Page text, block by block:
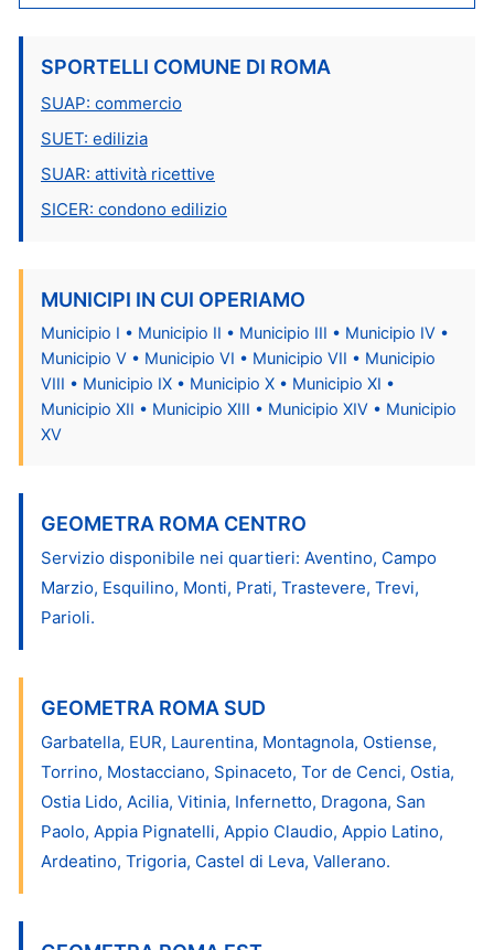
SPORTELLI COMUNE DI ROMA
SUAP: commercio
SUET: edilizia
SUAR: attività ricettive
SICER: condono edilizio
MUNICIPI IN CUI OPERIAMO
Municipio I • Municipio II • Municipio III • Municipio IV •
Municipio V • Municipio VI • Municipio VII • Municipio
VIII • Municipio IX • Municipio X • Municipio XI •
Municipio XII • Municipio XIII • Municipio XIV • Municipio
XV
GEOMETRA ROMA CENTRO
Servizio disponibile nei quartieri: Aventino, Campo
Marzio, Esquilino, Monti, Prati, Trastevere, Trevi,
Parioli.
GEOMETRA ROMA SUD
Garbatella, EUR, Laurentina, Montagnola, Ostiense,
Torrino, Mostacciano, Spinaceto, Tor de Cenci, Ostia,
Ostia Lido, Acilia, Vitinia, Infernetto, Dragona, San
Paolo, Appia Pignatelli, Appio Claudio, Appio Latino,
Ardeatino, Trigoria, Castel di Leva, Vallerano.